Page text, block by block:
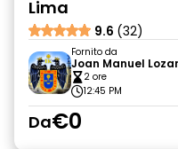
Lima
9.6 (32)
Fornito da
Joan Manuel
2 ore
12:45 PM
Da€0